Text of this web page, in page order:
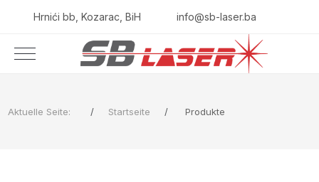
Hrnići bb, Kozarac, BiH info@sb-laser.ba
Aktuelle Seite: Startseite Produkte